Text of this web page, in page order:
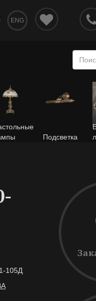
ENG
Подсветка
105Д